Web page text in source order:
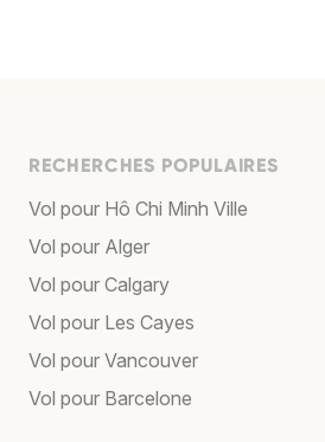
RECHERCHES POPULAIRES
Vol pour Hô Chi Minh Ville
Vol pour Alger
Vol pour Calgary
Vol pour Les Cayes
Vol pour Vancouver
Vol pour Barcelone